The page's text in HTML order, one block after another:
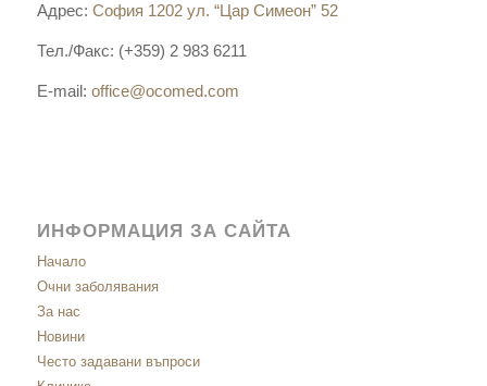
Адрес: София 1202 ул. “Цар Симеон” 52
Тел./Факс: (+359) 2 983 6211
E-mail: office@ocomed.com
ИНФОРМАЦИЯ ЗА САЙТА
Начало
Очни заболявания
За нас
Новини
Често задавани въпроси